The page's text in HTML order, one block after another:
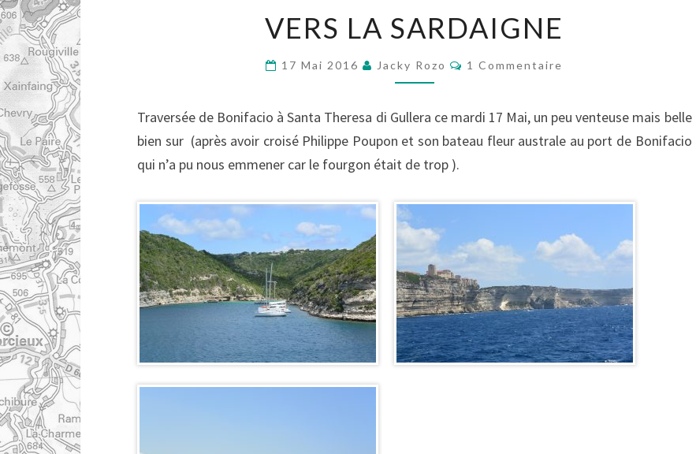
LA
VERS LA SARDAIGNE
17 Mai 2016 Jacky Rozo Commentaires
1 Commentaire
Traversée de Bonifacio à Santa Theresa di Gullera ce mardi 17 Mai, un peu venteuse mais belle
bien sur (après avoir croisé Philippe Poupon et son bateau fleur australe au port de Bonifacio
qui n’a pu nous emmener car le fourgon était de trop ).